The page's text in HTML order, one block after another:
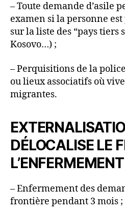
– Toute demande d’asile
examen si la personne est
sur la liste des “pays tiers
Kosovo…) ;
– Perquisitions de la
ou lieux associatifs où
migrantes.
DÉLOCALISE LE
L’ENFERMEMENT
– Enfermement des
frontière pendant 3 mois ;